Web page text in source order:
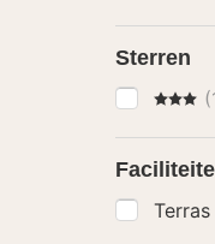
Sterren
3
Terras